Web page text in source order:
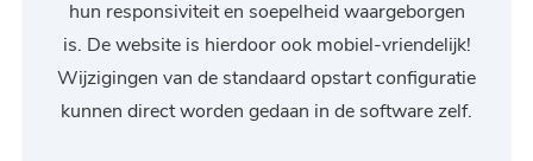
hun responsiviteit en soepelheid waargeborgen
is. De website is hierdoor ook mobiel-vriendelijk!
Wijzigingen van de standaard opstart configuratie
kunnen direct worden gedaan in de software zelf.